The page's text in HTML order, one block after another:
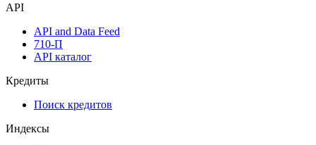
API
API and Data Feed
710-П
API каталог
Кредиты
Поиск кредитов
Индексы